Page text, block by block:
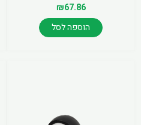
₪67.86
הוספה לסל